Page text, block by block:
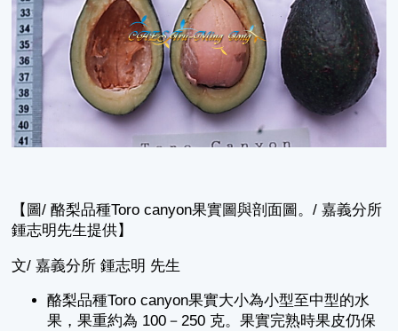
【圖/ 酪梨品種Toro canyon果實圖與剖面圖。/ 嘉義分所
鍾志明先生提供】
文/ 嘉義分所 鍾志明 先生
酪梨品種Toro canyon果實大小為小型至中型的水
果，果重約為 100－250 克。果實完熟時果皮仍保